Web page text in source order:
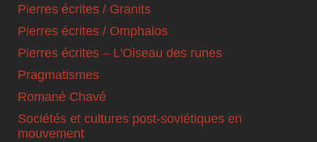
Pierres écrites / Granits
Pierres écrites / Omphalos
Pierres écrites – L'Oiseau des runes
Pragmatismes
Romané Chavé
Sociétés et cultures post-soviétiques en
mouvement